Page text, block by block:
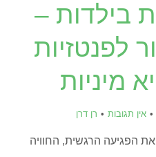
בילדות –
לפנטזיות
מיניות
אין תגובות רן דרן
הפגיעה הרגשית, החוויה